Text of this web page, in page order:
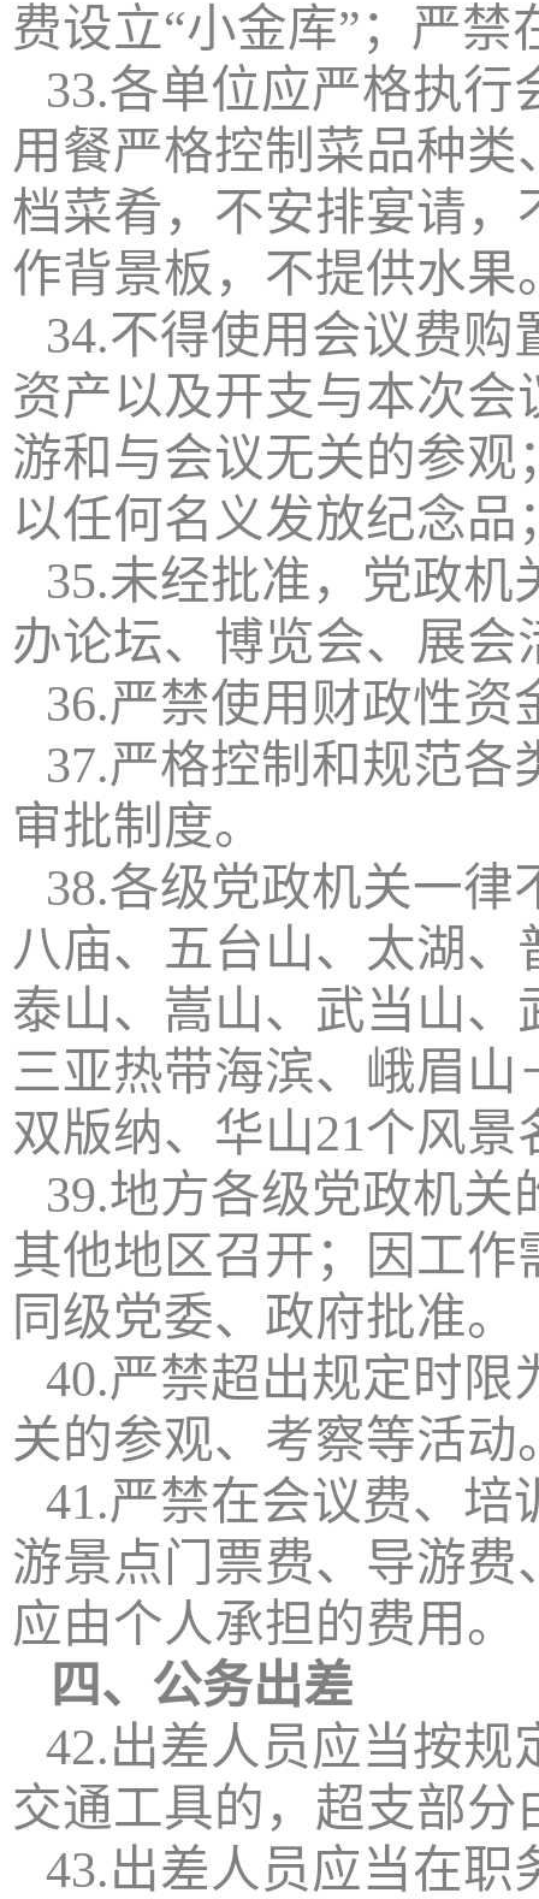
费设立“小金库”；严
33.各单位应严格执
用餐严格控制菜品种
档菜肴，不安排宴请
作背景板，不提供水果
34.不得使用会议费
资产以及开支与本次
游和与会议无关的参
以任何名义发放纪念
35.未经批准，党政
办论坛、博览会、展会
36.严禁使用财政性
37.严格控制和规范
审批制度。
38.各级党政机关一
八庙、五台山、太湖
泰山、嵩山、武当山
三亚热带海滨、峨眉
双版纳、华山21个风
39.地方各级党政机
其他地区召开；因工
同级党委、政府批准。
40.严禁超出规定时
关的参观、考察等活动
41.严禁在会议费、
游景点门票费、导游
应由个人承担的费用。
四、公务出差
42.出差人员应当按
交通工具的，超支部分
43.出差人员应当在